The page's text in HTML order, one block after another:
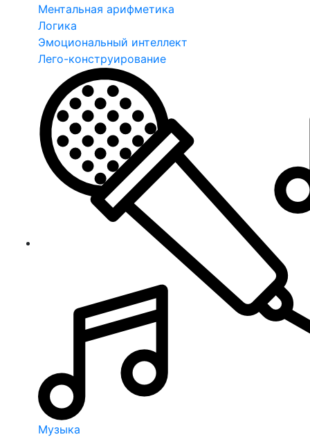
Ментальная арифметика
Логика
Эмоциональный интеллект
Лего-конструирование
Музыка